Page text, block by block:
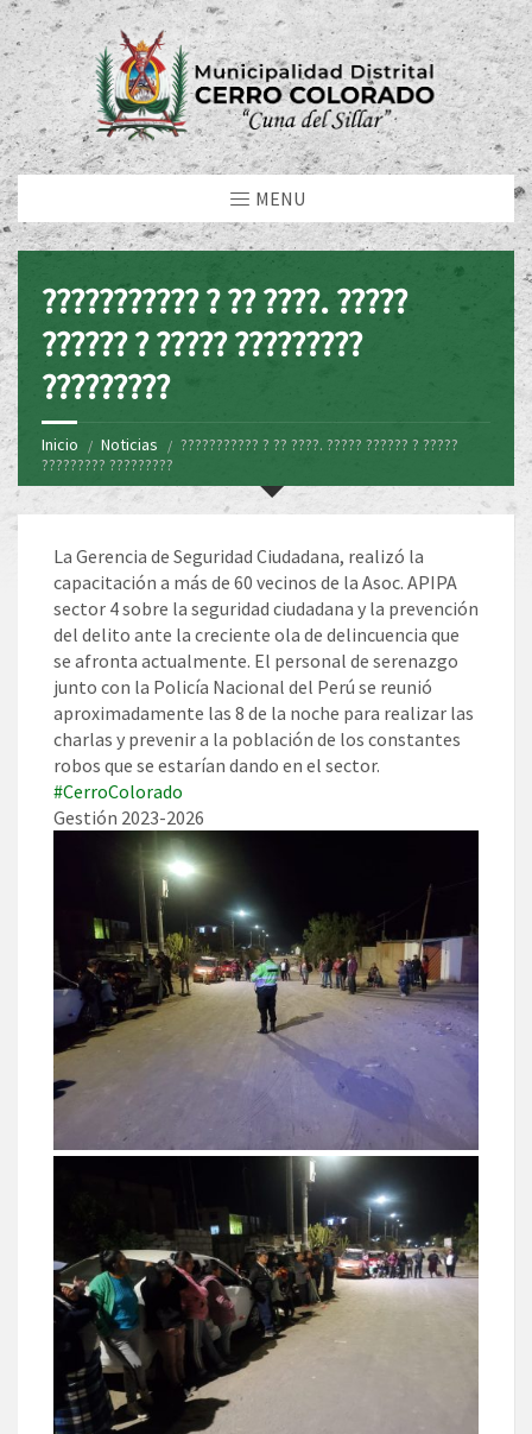
MENU
??????????? ? ?? ????. ?????
?????? ? ????? ?????????
?????????
Inicio Noticias
??????????? ? ?? ????. ????? ?????? ? ?????
????????? ?????????
La Gerencia de Seguridad Ciudadana, realizó la
capacitación a más de 60 vecinos de la Asoc. APIPA
sector 4 sobre la seguridad ciudadana y la prevención
del delito ante la creciente ola de delincuencia que
se afronta actualmente. El personal de serenazgo
junto con la Policía Nacional del Perú se reunió
aproximadamente las 8 de la noche para realizar las
charlas y prevenir a la población de los constantes
robos que se estarían dando en el sector.
#CerroColorado
Gestión 2023-2026